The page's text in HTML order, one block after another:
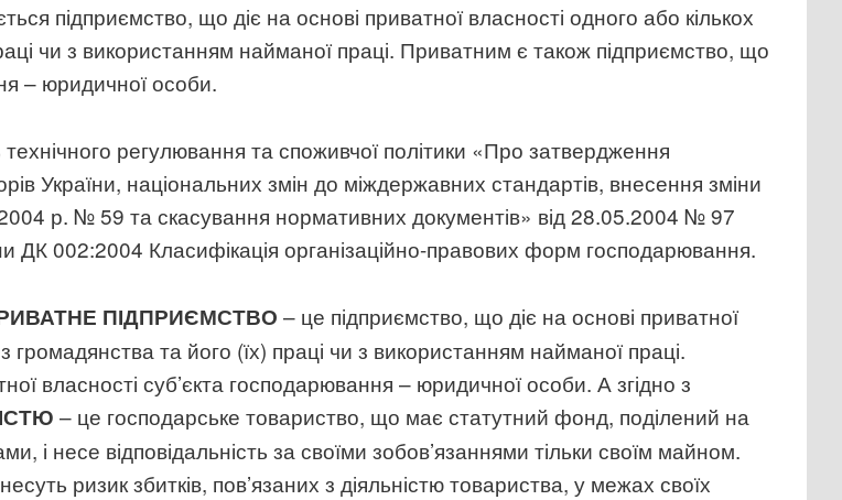
підприємство, що діє на основі приватної власності одного або кількох
чи з використанням найманої праці. Приватним є також підприємство, що
– юридичної особи.
регулювання та споживчої політики «Про затвердження
України, національних змін до міждержавних стандартів, внесення зміни
р. № 59 та скасування нормативних документів» від 28.05.2004 № 97
002:2004 Класифікація організаційно-правових форм господарювання.
ПІДПРИЄМСТВО – це підприємство, що діє на основі приватної
громадянства та його (їх) праці чи з використанням найманої праці.
власності суб’єкта господарювання – юридичної особи. А згідно з
– це господарське товариство, що має статутний фонд, поділений на
і несе відповідальність за своїми зобов’язаннями тільки своїм майном.
ризик збитків, пов’язаних з діяльністю товариства, у межах своїх